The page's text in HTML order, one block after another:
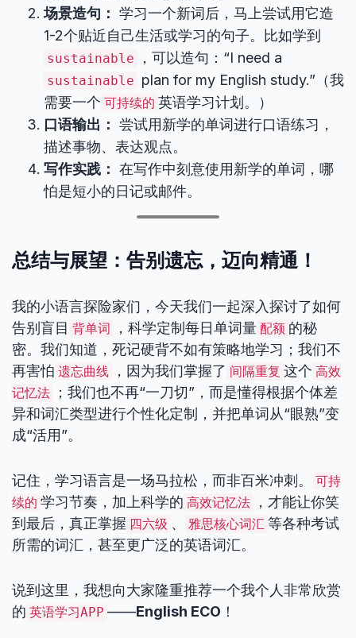
场景造句： 学习一个新词后，马上尝试用它造
1-2个贴近自己生活或学习的句子。比如学到
sustainable ，可以造句：“I need a
sustainable plan for my English study.”（我
需要一个 可持续的 英语学习计划。）
口语输出： 尝试用新学的单词进行口语练习，
描述事物、表达观点。
写作实践： 在写作中刻意使用新学的单词，哪
怕是短小的日记或邮件。
总结与展望：告别遗忘，迈向精通！
我的小语言探险家们，今天我们一起深入探讨了如何
告别盲目 背单词 ，科学定制每日单词量 配额 的秘
密。我们知道，死记硬背不如有策略地学习；我们不
再害怕 遗忘曲线 ，因为我们掌握了 间隔重复 这个 高效
记忆法
；我们也不再“一刀切”，而是懂得根据个体差
异和词汇类型进行个性化定制，并把单词从“眼熟”变
成“活用”。
记住，学习语言是一场马拉松，而非百米冲刺。
可持
续的 学习节奏，加上科学的 高效记忆法
，才能让你笑
到最后，真正掌握 四六级 、 雅思核心词汇 等各种考试
所需的词汇，甚至更广泛的英语词汇。
说到这里，我想向大家隆重推荐一个我个人非常欣赏
的 英语学习APP ——English ECO ！